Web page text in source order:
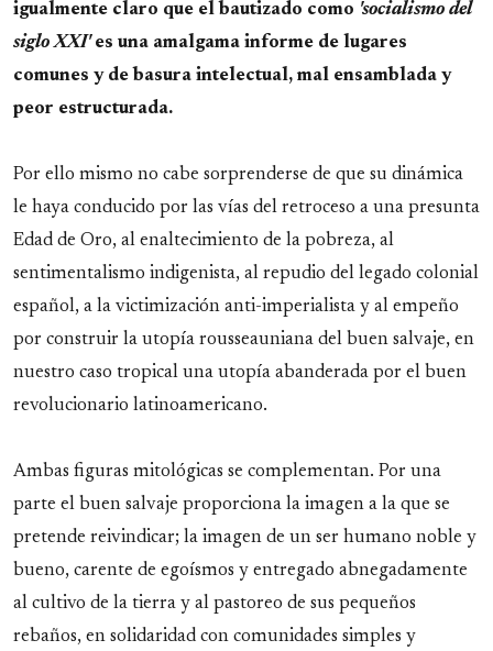
igualmente claro que el bautizado como 'socialismo del
siglo XXI'es una amalgama informe de lugares
comunes y de basura intelectual, mal ensamblada y
peor estructurada.
Por ello mismo no cabe sorprenderse de que su dinámica
le haya conducido por las vías del retroceso a una presunta
Edad de Oro, al enaltecimiento de la pobreza, al
sentimentalismo indigenista, al repudio del legado colonial
español, a la victimización anti-imperialista y al empeño
por construir la utopía rousseauniana del buen salvaje, en
nuestro caso tropical una utopía abanderada por el buen
revolucionario latinoamericano.
Ambas figuras mitológicas se complementan. Por una
parte el buen salvaje proporciona la imagen a la que se
pretende reivindicar; la imagen de un ser humano noble y
bueno, carente de egoísmos y entregado abnegadamente
al cultivo de la tierra y al pastoreo de sus pequeños
rebaños, en solidaridad con comunidades simples y